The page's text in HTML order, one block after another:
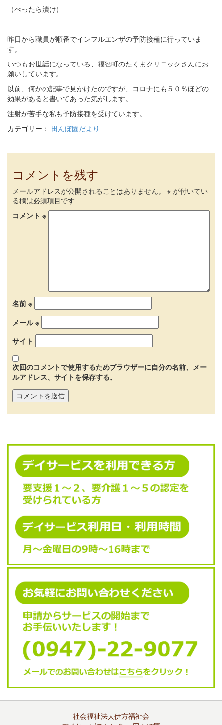
（べったら漬け）
昨日から職員が順番でインフルエンザの予防接種に行っていま
す。
いつもお世話になっている、福智町のたくまクリニックさんにお
願いしています。
以前、何かの記事で見かけたのですが、コロナにも５０％ほどの
効果があると書いてあった気がします。
注射が苦手な私も予防接種を受けています。
カテゴリー： 田んぼ園だより
コメントを残す
メールアドレスが公開されることはありません。 ※ が付いてい
る欄は必須項目です
コメント ※
名前 ※
メール※
サイト
次回のコメントで使用するためブラウザーに自分の名前、メー
ルアドレス、サイトを保存する。
社会福祉法人伊方福祉会